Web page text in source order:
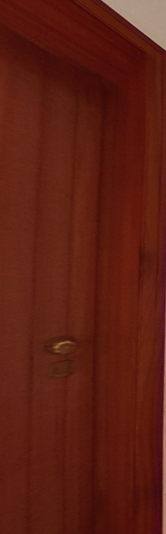
Casavasto.it -
Cesare
Se cerchi una casa in pieno centro e
una cantina ed un garage e si trova in un
di metri e agevolmente raggiungibili
per il tuo relax. I due bagni sono entrambi
dell’ingresso, perfetta anche come
soluzione versatile, pronta all’uso o da